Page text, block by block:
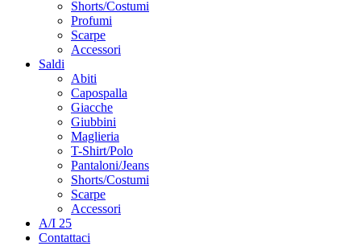
Shorts/Costumi
Profumi
Scarpe
Accessori
Saldi
Abiti
Capospalla
Giacche
Giubbini
Maglieria
T-Shirt/Polo
Pantaloni/Jeans
Shorts/Costumi
Scarpe
Accessori
A/I 25
Contattaci